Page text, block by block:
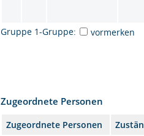
Gruppe 1-Gruppe: vormerken
Zugeordnete Personen
Zugeordnete Personen